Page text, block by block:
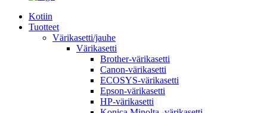
Kotiin
Tuotteet
Värikasetti/jauhe
Värikasetti
Brother-värikasetti
Canon-värikasetti
ECOSYS-värikasetti
Epson-värikasetti
HP-värikasetti